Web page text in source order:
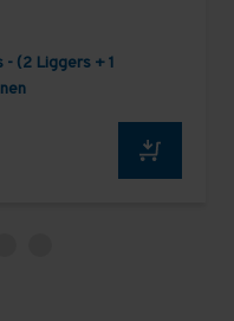
(2 Liggers + 1